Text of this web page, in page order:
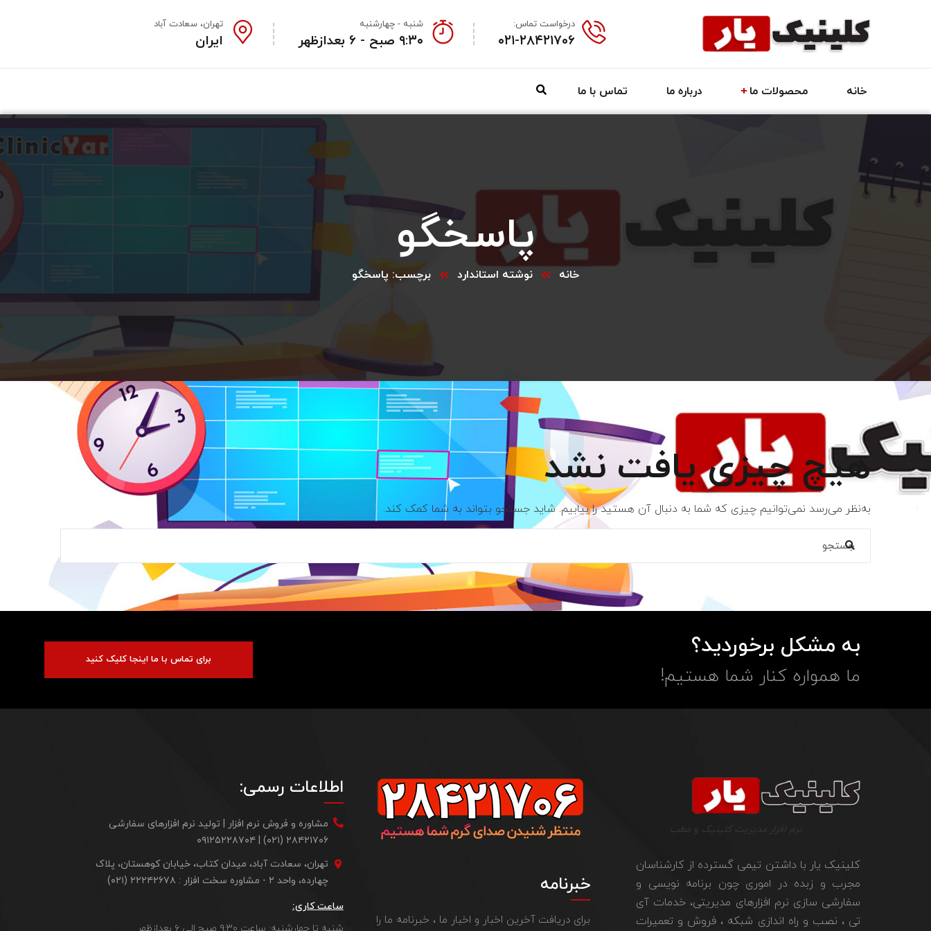
درخواست تماس:
۰۲۱-۲۸۴۲۱۷۰۶
شنبه - چهارشنبه
۹:۳۰ صبح - ۶ بعدازظهر
تهران، سعادت آباد
ایران
خانه محصولات ما درباره ما تماس با ما
پاسخگو
خانه نوشته استاندارد برچسب: پاسخگو
هیچ چیزی یافت نشد
به‌نظر می‌رسد نمی‌توانیم چیزی که شما به دنبال آن هستید را بیابیم. شاید جستجو بتواند به شما کمک کند.
به مشکل برخوردید؟
ما همواره کنار شما هستیم!
برای تماس با ما اینجا کلیک کنید
نرم افزار مدیریت کلینیک و مطب
کلینیک یار با داشتن تیمی گسترده از کارشناسان
مجرب و زبده در اموری چون برنامه نویسی و
سفارشی سازی نرم افزارهای مدیریتی، خدمات آی
تی ، نصب و راه اندازی شبکه ، فروش و تعمیرات
خبرنامه
برای دریافت آخرین اخبار و اخبار ما ، خبرنامه ما را
اطلاعات رسمی:
مشاوره و فروش نرم افزار | تولید نرم افزارهای سفارشی
۲۸۴۲۱۷۰۶ (۰۲۱) | ۰۹۱۲۵۲۲۸۷۰۴
تهران، سعادت آباد، میدان کتاب، خیابان کوهستان، پلاک
چهارده، واحد ۲ - مشاوره سخت افزار : ۲۲۲۴۲۶۷۸ (۰۲۱)
ساعت کاری: